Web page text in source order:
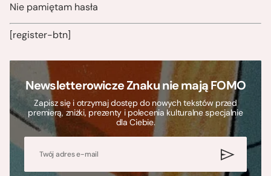
Nie pamiętam hasła
[register-btn]
Newsletterowicze Znaku nie mają FOMO
Zapisz się i otrzymaj dostęp do nowych tekstów przed
premierą, zniżki, prezenty i polecenia kulturalne specjalnie
dla Ciebie.